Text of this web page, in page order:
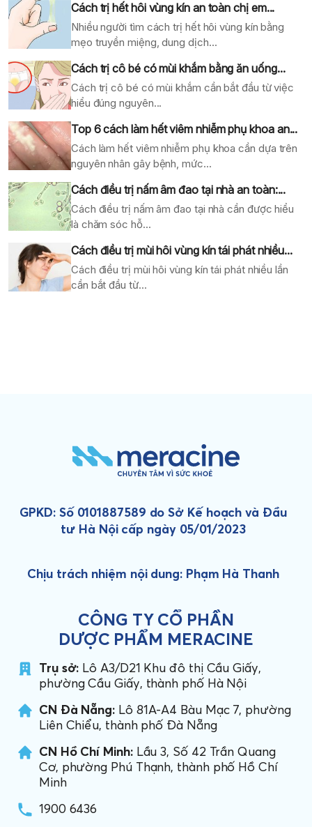
Cách trị hết hôi vùng kín an toàn chị em...
Nhiều người tìm cách trị hết hôi vùng kín bằng
mẹo truyền miệng, dung dịch...
Cách trị cô bé có mùi khắm bằng ăn uống...
Cách trị cô bé có mùi khắm cần bắt đầu từ việc
hiểu đúng nguyên...
Top 6 cách làm hết viêm nhiễm phụ khoa an...
Cách làm hết viêm nhiễm phụ khoa cần dựa trên
nguyên nhân gây bệnh, mức...
Cách điều trị nấm âm đao tại nhà an toàn:...
Cách điều trị nấm âm đao tại nhà cần được hiểu
là chăm sóc hỗ...
Cách điều trị mùi hôi vùng kín tái phát nhiều...
Cách điều trị mùi hôi vùng kín tái phát nhiều lần
cần bắt đầu từ...
GPKD: Số 0101887589 do Sở Kế hoạch và Đầu
tư Hà Nội cấp ngày 05/01/2023
Chịu trách nhiệm nội dung: Phạm Hà Thanh
CÔNG TY CỔ PHẦN
DƯỢC PHẨM MERACINE
Trụ sở: Lô A3/D21 Khu đô thị Cầu Giấy,
phường Cầu Giấy, thành phố Hà Nội
CN Đà Nẵng: Lô 81A-A4 Bàu Mạc 7, phường
Liên Chiểu, thành phố Đà Nẵng
CN Hồ Chí Minh:Lầu 3, Số 42 Trần Quang
Cơ, phường Phú Thạnh, thành phố Hồ Chí
Minh
1900 6436